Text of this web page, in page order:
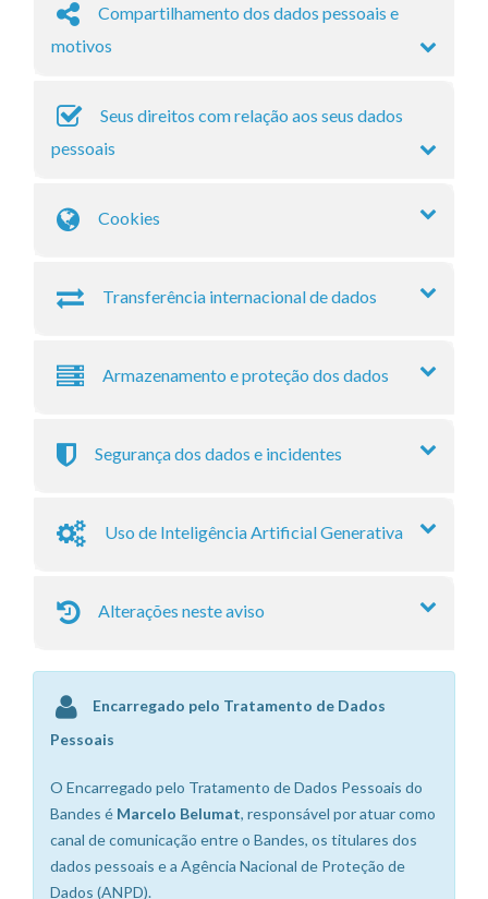
Compartilhamento dos dados pessoais e
motivos
Seus direitos com relação aos seus dados
pessoais
Cookies
Transferência internacional de dados
Armazenamento e proteção dos dados
Segurança dos dados e incidentes
Uso de Inteligência Artificial Generativa
Alterações neste aviso
Encarregado pelo Tratamento de Dados
Pessoais
O Encarregado pelo Tratamento de Dados Pessoais do
Bandes é Marcelo Belumat, responsável por atuar como
canal de comunicação entre o Bandes, os titulares dos
dados pessoais e a Agência Nacional de Proteção de
Dados (ANPD).